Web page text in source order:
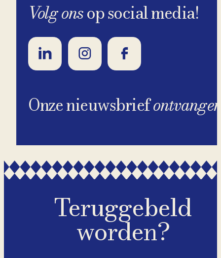
Volg onsop social media!
Onze nieuwsbrief
Teruggebeld
worden?